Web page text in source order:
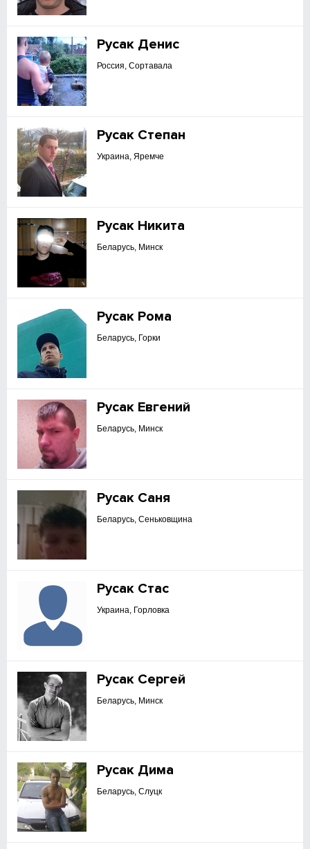
Русак Денис
Россия, Сортавала
Русак Степан
Украина, Яремче
Русак Никита
Беларусь, Минск
Русак Рома
Беларусь, Горки
Русак Евгений
Беларусь, Минск
Русак Саня
Беларусь, Сеньковщина
Русак Стас
Украина, Горловка
Русак Сергей
Беларусь, Минск
Русак Дима
Беларусь, Слуцк